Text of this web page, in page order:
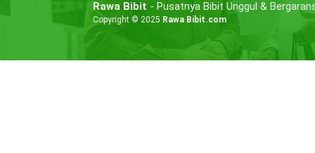
Rawa Bibit - Pusatnya Bibit Unggul &
Copyright © 2025 Rawa Bibit.com